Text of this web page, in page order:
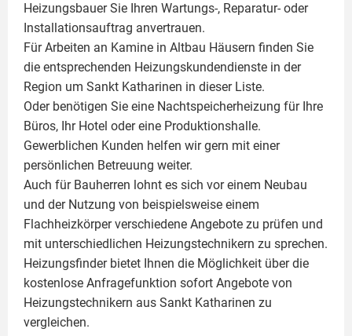
Heizungsbauer Sie Ihren Wartungs-, Reparatur- oder
Installationsauftrag anvertrauen.
Für Arbeiten an Kamine in Altbau Häusern finden Sie
die entsprechenden Heizungskundendienste in der
Region um Sankt Katharinen in dieser Liste.
Oder benötigen Sie eine Nachtspeicherheizung für Ihre
Büros, Ihr Hotel oder eine Produktionshalle.
Gewerblichen Kunden helfen wir gern mit einer
persönlichen Betreuung weiter.
Auch für Bauherren lohnt es sich vor einem Neubau
und der Nutzung von beispielsweise einem
Flachheizkörperverschiedene Angebote zu prüfen und
mit unterschiedlichen Heizungstechnikern zu sprechen.
Heizungsfinder bietet Ihnen die Möglichkeit über die
kostenlose Anfragefunktion sofort Angebote von
Heizungstechnikern aus Sankt Katharinen zu
vergleichen.